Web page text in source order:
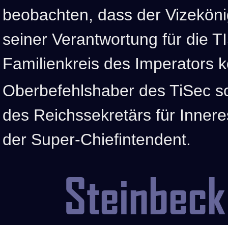
beobachten, dass der
seiner Verantwortung für die
Familienkreis des Imperators
Oberbefehlshaber des TiSec
des Reichssekretärs für
der Super-Chiefintendent.